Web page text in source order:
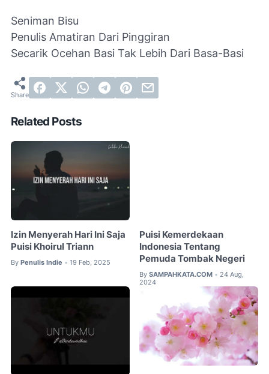
Seniman Bisu
Penulis Amatiran Dari Pinggiran
Secarik Ocehan Basi Tak Lebih Dari Basa-Basi
Related Posts
Izin Menyerah Hari Ini Saja
Puisi Khoirul Triann
By Penulis Indie • 19 Feb, 2025
Puisi Kemerdekaan
Indonesia Tentang
Pemuda Tombak Negeri
By SAMPAHKATA.COM • 24 Aug,
2024